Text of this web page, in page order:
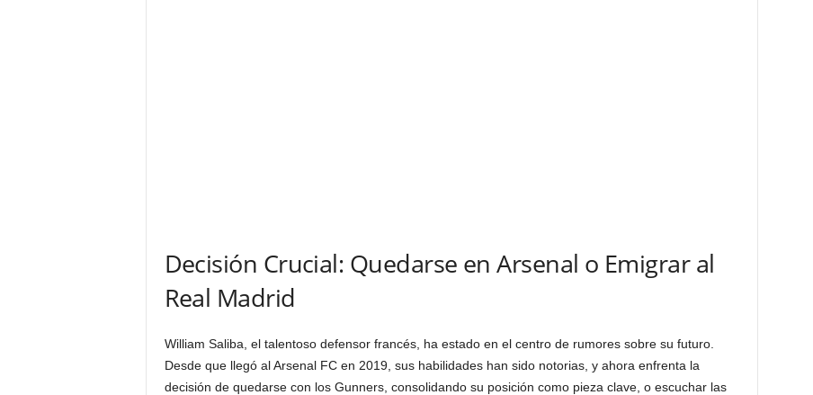
Decisión Crucial: Quedarse en Arsenal o Emigrar al
Real Madrid
William Saliba, el talentoso defensor francés, ha estado en el centro de rumores sobre su futuro.
Desde que llegó al Arsenal FC en 2019, sus habilidades han sido notorias, y ahora enfrenta la
decisión de quedarse con los Gunners, consolidando su posición como pieza clave, o escuchar las